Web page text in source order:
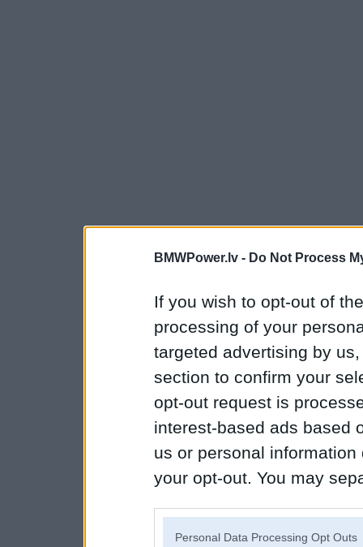
BMWPower.lv - Do Not Process
If you wish to opt-out of
processing of your
targeted advertising by
section to confirm your
opt-out request is
interest-based ads based
us or personal
your opt-out. You may
Personal Data Processing Opt Outs